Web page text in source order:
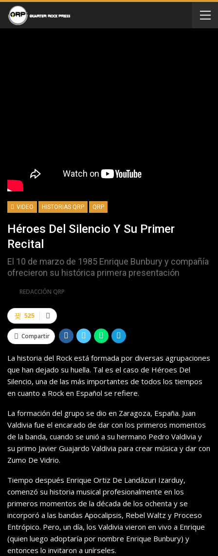
VIDEO HISTORIAS QRP QRP
Héroes Del Silencio Y Su Primer
Recital
El 10 de marzo de 1985 Enrique Bunbury y compañía
ofrecieron su histórica primera presentación
REDACCIÓN QRP
525
Compartir
La historia del Rock está formada por diversas agrupaciones
que han dejado su huella. Tal es el caso de Héroes Del
Silencio, una de las más importantes de todos los tiempos
en cuanto a Rock en Español se refiere.
La formación del grupo se dio en Zaragoza, España. Juan
Valdivia fue el encarado de dar con los primeros momentos
de la banda, cuando se unió a su hermano Pedro Valdivia y
su primo Javier Guajardo Valdivia para crear música y dar con
Zumo De Vidrio.
Tiempo después Enrique Ortiz De Landázuri Izarduy,
comenzó su historia musical profesionalmente en los
primeros momentos de la década de los ochenta y se
incorporó a las bandas Apocalipsis, Rebel Waltz y Proceso
Entrópico. Pero, un día, los Valdivia vieron en vivo a Enrique
(quien luego adoptaría por nombre Enrique Bunbury) y
entonces lo invitaron a unírseles.